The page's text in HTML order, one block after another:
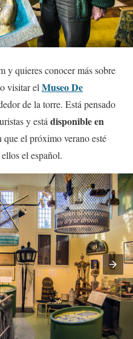
y quieres conocer más sobre
visitar el Museo De
de la torre. Está pensado
y está disponible en
que el próximo verano esté
el español.